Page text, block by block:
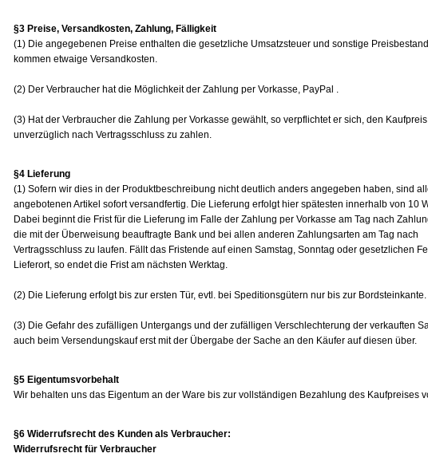
§3 Preise, Versandkosten, Zahlung, Fälligkeit
(1) Die angegebenen Preise enthalten die gesetzliche Umsatzsteuer und sonstige
kommen etwaige Versandkosten.
(2) Der Verbraucher hat die Möglichkeit der Zahlung per Vorkasse, PayPal .
(3) Hat der Verbraucher die Zahlung per Vorkasse gewählt, so verpflichtet er sich, den Kaufpreis
unverzüglich nach Vertragsschluss zu zahlen.
§4 Lieferung
(1) Sofern wir dies in der Produktbeschreibung nicht deutlich anders angegeben haben, sind
angebotenen Artikel sofort versandfertig. Die Lieferung erfolgt hier spätesten innerhalb von 10
Dabei beginnt die Frist für die Lieferung im Falle der Zahlung per Vorkasse am Tag nach
die mit der Überweisung beauftragte Bank und bei allen anderen Zahlungsarten am Tag nach
Vertragsschluss zu laufen. Fällt das Fristende auf einen Samstag, Sonntag oder gesetzlichen
Lieferort, so endet die Frist am nächsten Werktag.
(2) Die Lieferung erfolgt bis zur ersten Tür, evtl. bei Speditionsgütern nur bis zur Bordsteinkante.
(3) Die Gefahr des zufälligen Untergangs und der zufälligen Verschlechterung der verkauften
auch beim Versendungskauf erst mit der Übergabe der Sache an den Käufer auf diesen über.
§5 Eigentumsvorbehalt
Wir behalten uns das Eigentum an der Ware bis zur vollständigen Bezahlung des Kaufpreises
§6 Widerrufsrecht des Kunden als Verbraucher:
Widerrufsrecht für Verbraucher